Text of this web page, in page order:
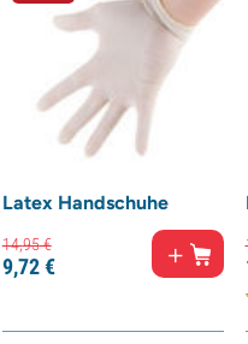
Latex Handschuhe
14,95€
9,72€